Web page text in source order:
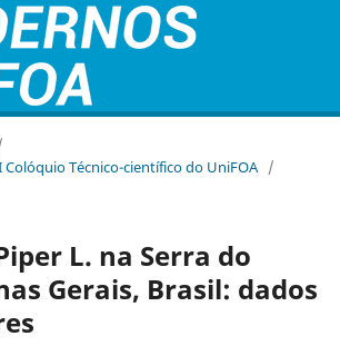
Colóquio Técnico-científico do UniFOA /
L. na Serra do
Gerais, Brasil: dados